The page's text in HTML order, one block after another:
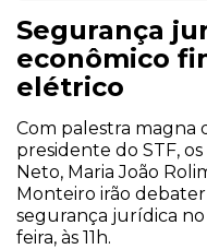
Segurança
econômico
elétrico
Com palestra magna
presidente do STF,
Neto, Maria João
Monteiro irão
segurança jurídica no
feira, às 11h.